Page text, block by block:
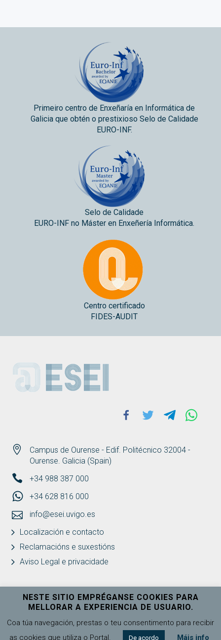
Primeiro centro de Enxeñaría en Informática de
Galicia que obtén o prestixioso Selo de Calidade
EURO-INF.
Selo de Calidade
EURO-INF no Máster en Enxeñería Informática.
Centro certificado
FIDES-AUDIT
ESEI
Campus de Ourense - Edif. Politécnico 32004 -
Ourense. Galicia (Spain)
+34 988 387 000
+34 628 816 000
info@esei.uvigo.es
Localización e contacto
Reclamacións e suxestións
Aviso Legal e privacidade
Facebook
Twitter Telegram
NESTE SITIO EMPRÉGANSE COOKIES PARA
MELLORAR A EXPERIENCIA DE USUARIO.
Coa túa navegación, prestas o teu consentimento para recibir
as cookies que utiliza o Portal.
De acordo Máis info